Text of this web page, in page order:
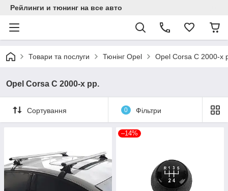
Рейлинги и тюнинг на все авто
Товари та послуги Тюнінг Opel Opel Corsa C 2000-х
Opel Corsa C 2000-х рр.
Сортування 0 Фільтри
–14%